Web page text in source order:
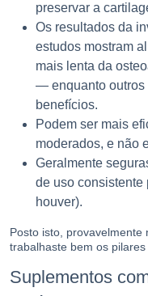
preservar a
Os resultados da
estudos mostram
mais lenta da
— enquanto outros
benefícios.
Podem ser mais
moderados, e não
Geralmente
de uso consistente
houver).
Posto isto,
trabalhaste bem os
Suplementos